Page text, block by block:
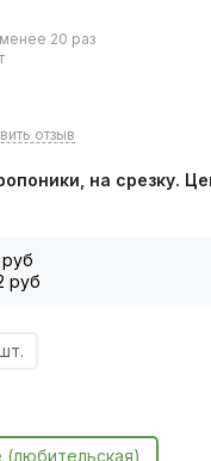
20 раз
отзыв
на срезку.
руб
(любительская)